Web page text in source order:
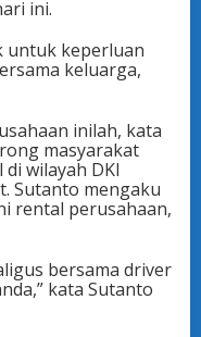
ini.
untuk keperluan
keluarga,
inilah, kata
masyarakat
wilayah DKI
Sutanto mengaku
rental perusahaan,
bersama driver
kata Sutanto